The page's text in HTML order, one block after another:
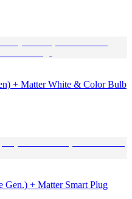
+ Matter White & Color Bulb
Gen.) + Matter Smart Plug